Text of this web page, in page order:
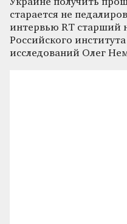
старается не
интервью RT старший
Российского
исследований Олег